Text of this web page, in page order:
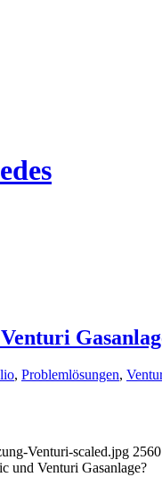
, Problemlösungen,
Venturi-scaled.jpg 2560
und Venturi Gasanlage?